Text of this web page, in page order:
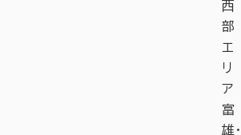
西
部
エ
リ
ア
富
雄・